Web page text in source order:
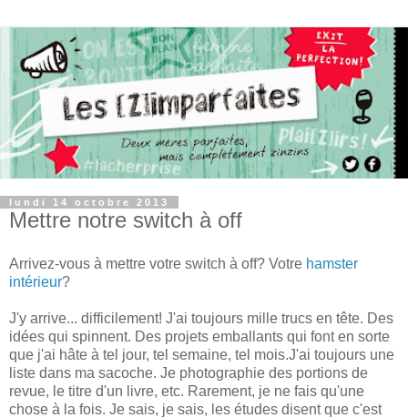
lundi 14 octobre 2013
Mettre notre switch à off
Arrivez-vous à mettre votre switch à off? Votre hamster
intérieur?
J'y arrive... difficilement! J'ai toujours mille trucs en tête. Des
idées qui spinnent. Des projets emballants qui font en sorte
que j'ai hâte à tel jour, tel semaine, tel mois.J'ai toujours une
liste dans ma sacoche. Je photographie des portions de
revue, le titre d'un livre, etc. Rarement, je ne fais qu'une
chose à la fois. Je sais, je sais, les études disent que c'est